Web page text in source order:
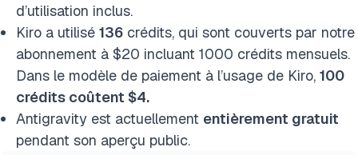
d’utilisation inclus.
Kiro a utilisé 136 crédits, qui sont couverts par notre
abonnement à $20 incluant 1000 crédits mensuels.
Dans le modèle de paiement à l’usage de Kiro, 100
crédits coûtent $4.
Antigravity est actuellement entièrement gratuit
pendant son aperçu public.